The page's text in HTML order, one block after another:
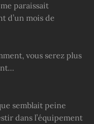
paraissait
d’un mois de
vous serez plus
semblait peine
dans l’équipement